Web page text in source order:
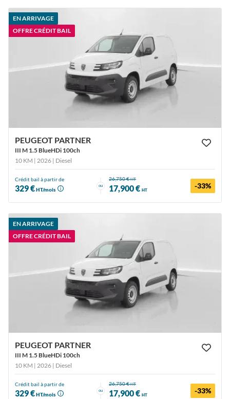
EN ARRIVAGE
OFFRE CRÉDIT BAIL
PEUGEOT PARTNER
III M 1.5 BlueHDi 100ch
10 KM | 2026 | Diesel
Crédit bail à partir de
329 €HT/mois
ou
26,750 €HT
17,900 € HT -33%
EN ARRIVAGE
OFFRE CRÉDIT BAIL
PEUGEOT PARTNER
III M 1.5 BlueHDi 100ch
10 KM | 2026 | Diesel
Crédit bail à partir de
329 €HT/mois
ou
26,750 €HT
17,900 € HT -33%